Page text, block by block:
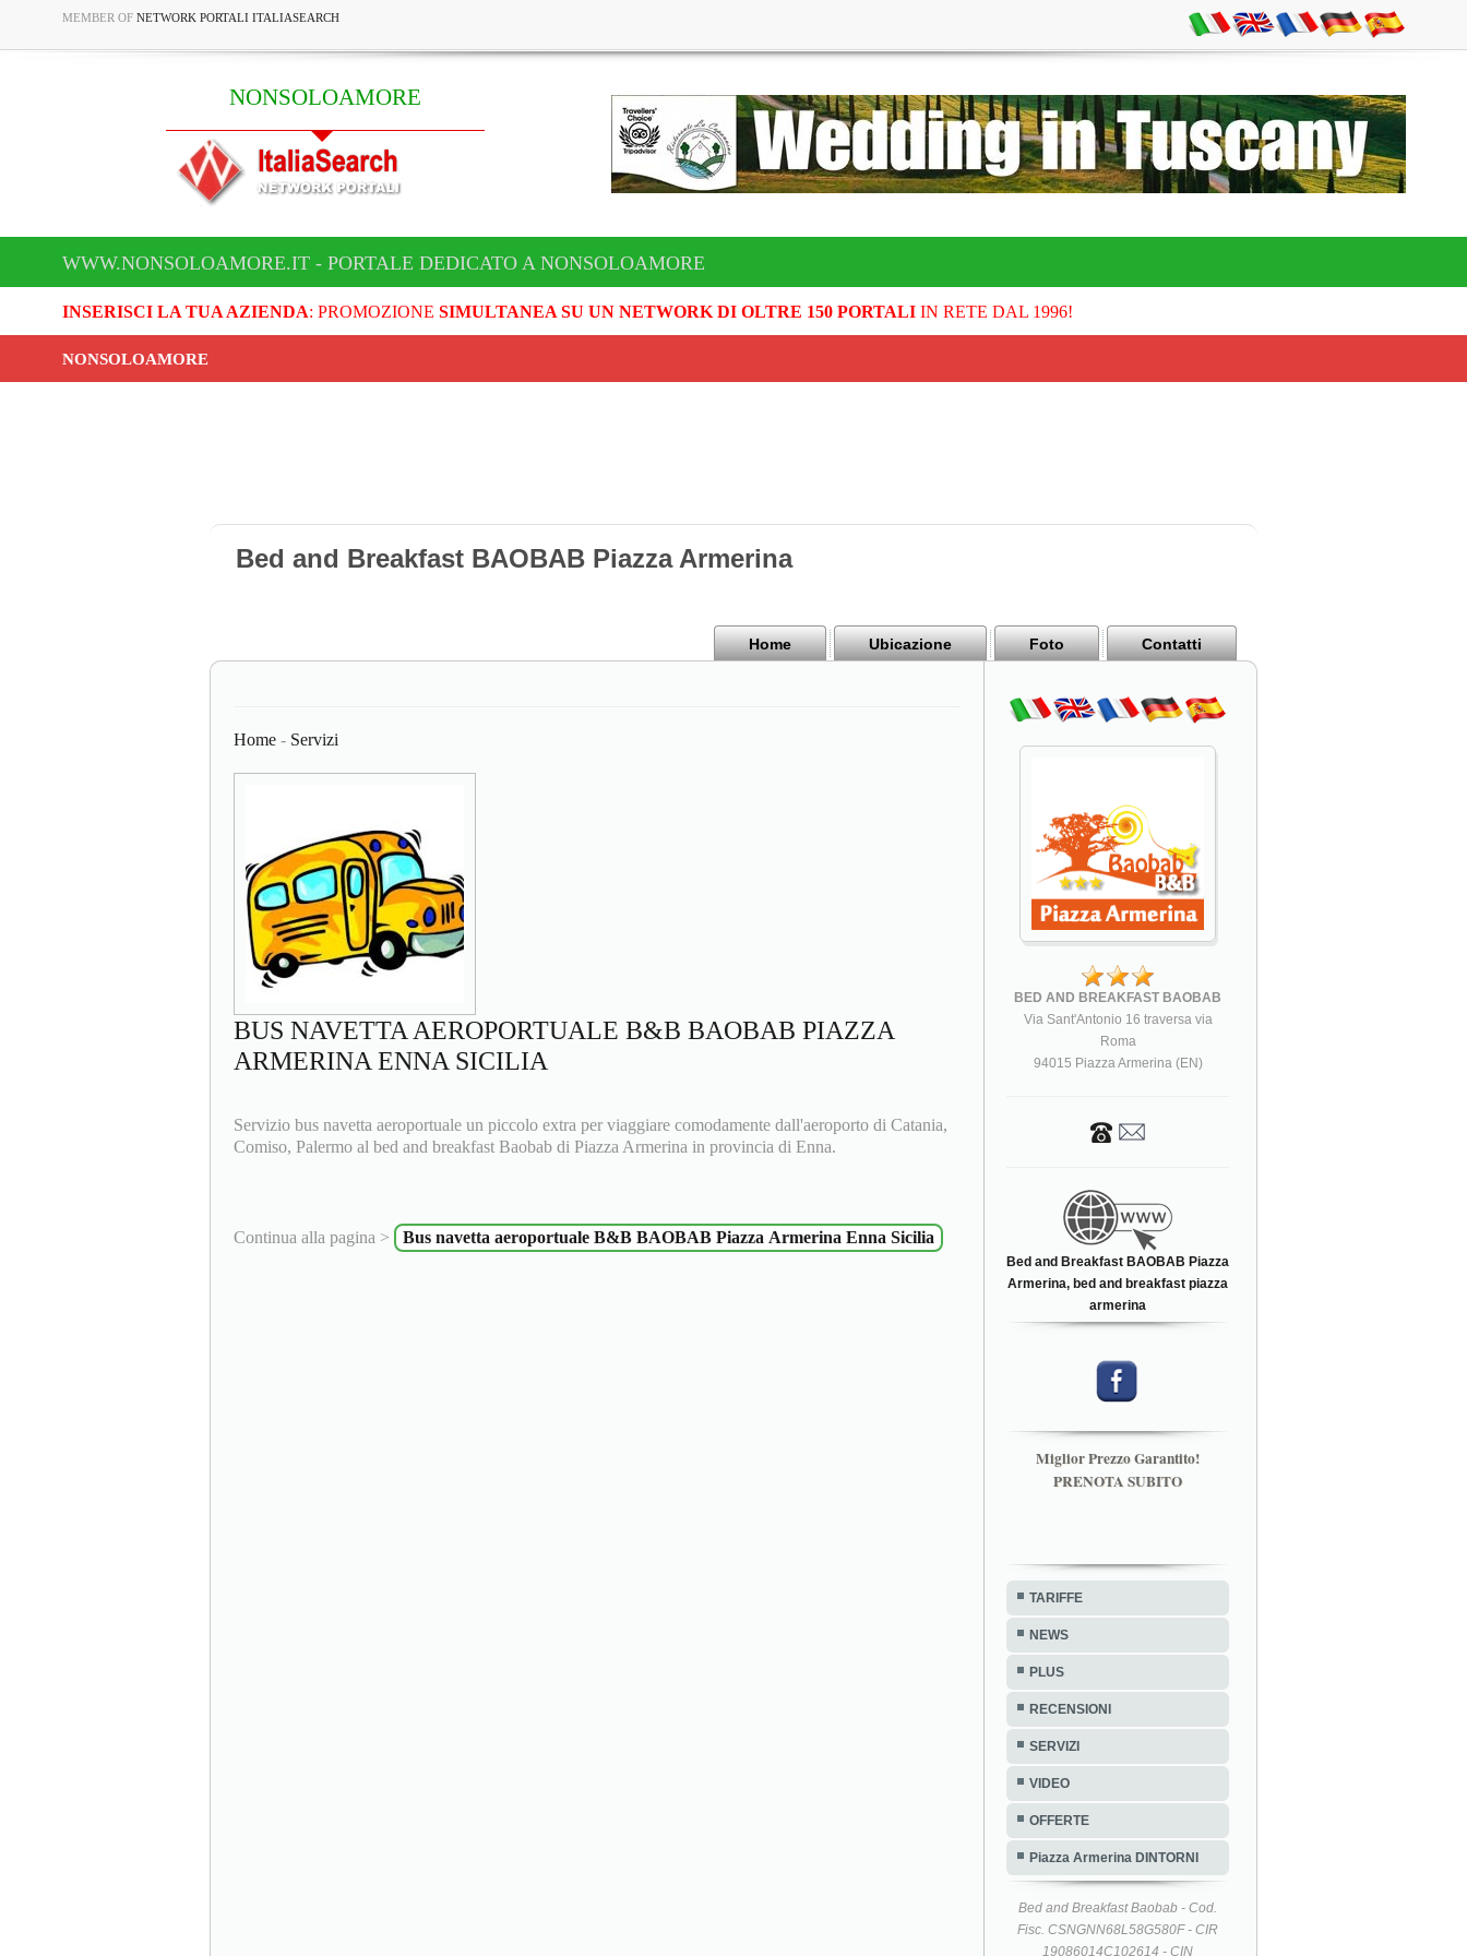
MEMBER OF NETWORK PORTALI ITALIASEARCH
NONSOLOAMORE
WWW.NONSOLOAMORE.IT - PORTALE DEDICATO A NONSOLOAMORE
INSERISCI LA TUA AZIENDA: PROMOZIONE SIMULTANEA SU UN NETWORK DI OLTRE 150 PORTALIIN RETE DAL 1996!
NONSOLOAMORE
Bed and Breakfast BAOBAB Piazza Armerina
Home Ubicazione Foto Contatti
Home - Servizi
BUS NAVETTA AEROPORTUALE B&B BAOBAB PIAZZA
ARMERINA ENNA SICILIA
Servizio bus navetta aeroportuale un piccolo extra per viaggiare comodamente dall'aeroporto di Catania,
Comiso, Palermo al bed and breakfast Baobab di Piazza Armerina in provincia di Enna.
Continua alla pagina > Bus navetta aeroportuale B&B BAOBAB Piazza Armerina Enna Sicilia
BED AND BREAKFAST BAOBAB
Via Sant'Antonio 16 traversa via
Roma
94015 Piazza Armerina (EN)
Bed and Breakfast BAOBAB Piazza
Armerina, bed and breakfast piazza
armerina
Miglior Prezzo Garantito!
PRENOTA SUBITO
TARIFFE
NEWS
PLUS
RECENSIONI
SERVIZI
VIDEO
OFFERTE
Piazza Armerina DINTORNI
Bed and Breakfast Baobab - Cod.
Fisc. CSNGNN68L58G580F - CIR
19086014C102614 - CIN